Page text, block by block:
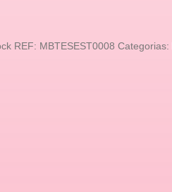
REF: MBTESEST0008 Categorias: